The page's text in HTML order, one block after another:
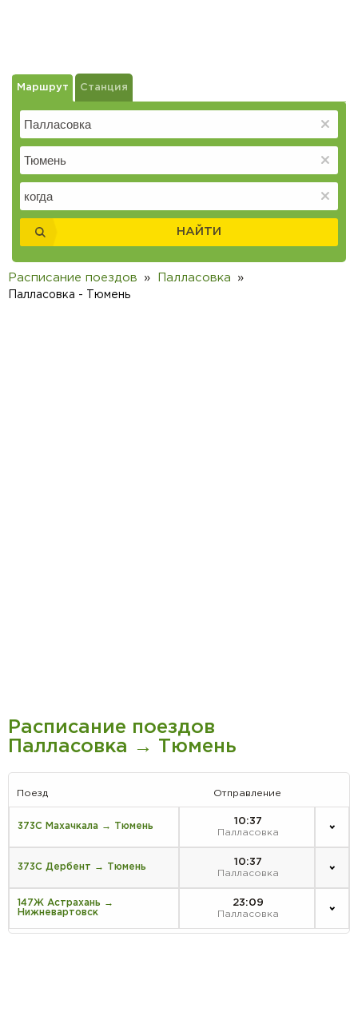
Маршрут Станция
НАЙТИ
Расписание поездов Палласовка
Палласовка - Тюмень
Расписание поездов
Палласовка → Тюмень
Поезд Отправление
373С Махачкала → Тюмень
10:37
Палласовка
373С Дербент → Тюмень
10:37
Палласовка
147Ж Астрахань →
Нижневартовск
23:09
Палласовка